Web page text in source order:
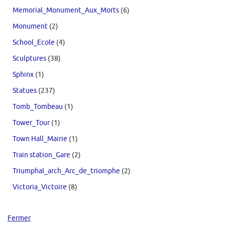
Memorial_Monument_Aux_Morts (6)
Monument (2)
School_Ecole (4)
Sculptures (38)
Sphinx (1)
Statues (237)
Tomb_Tombeau (1)
Tower_Tour(1)
Town Hall_Mairie (1)
Train station_Gare (2)
Triumphal_arch_Arc_de_triomphe (2)
Victoria_Victoire (8)
Fermer